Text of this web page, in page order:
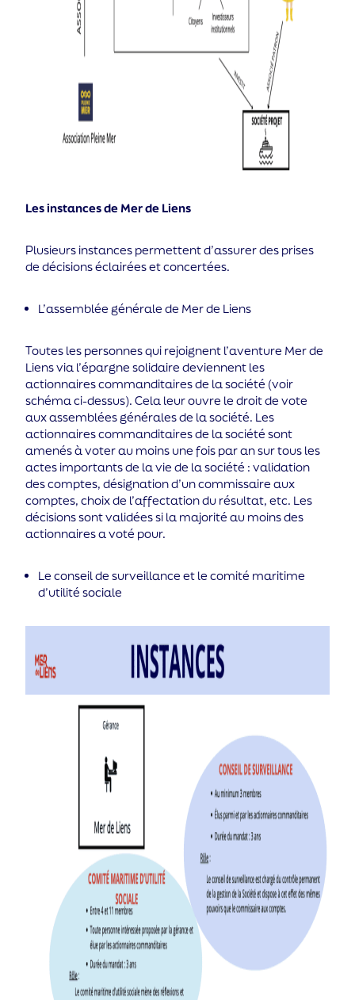
Les instances de Mer de Liens
Plusieurs instances permettent d’assurer des prises
de décisions éclairées et concertées.
L’assemblée générale de Mer de Liens
Toutes les personnes qui rejoignent l’aventure Mer de
Liens via l’épargne solidaire deviennent les
actionnaires commanditaires de la société (voir
schéma ci-dessus). Cela leur ouvre le droit de vote
aux assemblées générales de la société. Les
actionnaires commanditaires de la société sont
amenés à voter au moins une fois par an sur tous les
actes importants de la vie de la société : validation
des comptes, désignation d’un commissaire aux
comptes, choix de l’affectation du résultat, etc. Les
décisions sont validées si la majorité au moins des
actionnaires a voté pour.
Le conseil de surveillance et le comité maritime
d’utilité sociale